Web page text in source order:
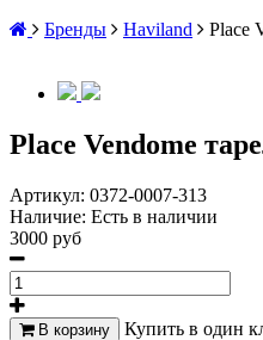
Бренды
Haviland Place
Place Vendome
Артикул: 0372-0007-313
Наличие: Есть в наличии
3000 руб
В корзину Купить в один